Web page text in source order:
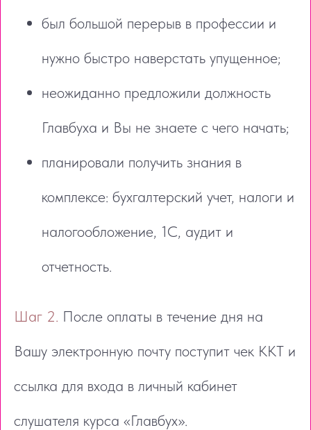
был большой перерыв в профессии и
нужно быстро наверстать упущенное;
неожиданно предложили должность
Главбуха и Вы не знаете с чего начать;
планировали получить знания в
комплексе: бухгалтерский учет, налоги и
налогообложение, 1С, аудит и
отчетность.
Шаг 2. После оплаты в течение дня на
Вашу электронную почту поступит чек ККТ и
ссылка для входа в личный кабинет
слушателя курса «Главбух».